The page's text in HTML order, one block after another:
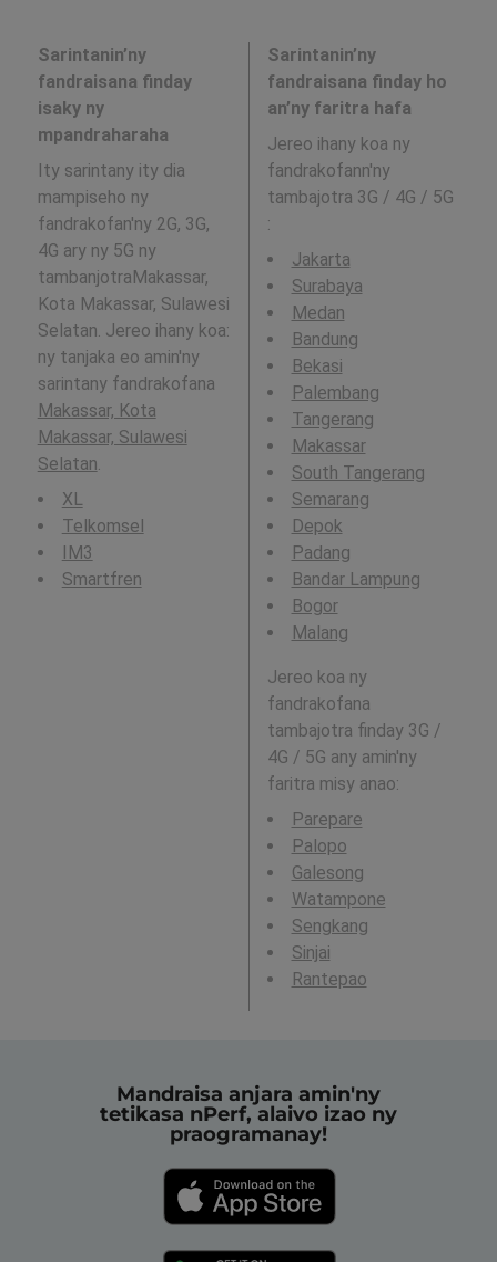
Sarintanin’ny
fandraisana finday
isaky ny
mpandraharaha
Ity sarintany ity dia
mampiseho ny
fandrakofan'ny 2G, 3G,
4G ary ny 5G ny
tambanjotraMakassar,
Kota Makassar, Sulawesi
Selatan. Jereo ihany koa:
ny tanjaka eo amin'ny
sarintany fandrakofana
Makassar, Kota
Makassar, Sulawesi
Selatan.
XL
Telkomsel
IM3
Smartfren
Sarintanin’ny
fandraisana finday ho
an’ny faritra hafa
Jereo ihany koa ny
fandrakofann'ny
tambajotra 3G / 4G / 5G
:
Jakarta
Surabaya
Medan
Bandung
Bekasi
Palembang
Tangerang
Makassar
South Tangerang
Semarang
Depok
Padang
Bandar Lampung
Bogor
Malang
Jereo koa ny
fandrakofana
tambajotra finday 3G /
4G / 5G any amin'ny
faritra misy anao:
Parepare
Palopo
Galesong
Watampone
Sengkang
Sinjai
Rantepao
Mandraisa anjara amin'ny
tetikasa nPerf, alaivo izao ny
praogramanay!